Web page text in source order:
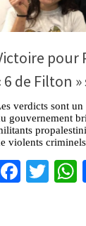
pour
6 de Filton
verdicts sont
gouvernement
violents